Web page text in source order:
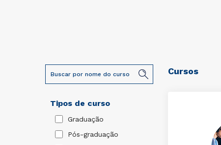
Tipos de curso
Graduação
Pós-graduação
Cursos